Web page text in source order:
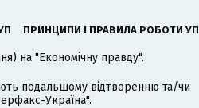
ПРИНЦИПИ І ПРАВИЛА РОБОТИ УП
на "Економічну правду".
подальшому відтворенню та/чи
Україна".